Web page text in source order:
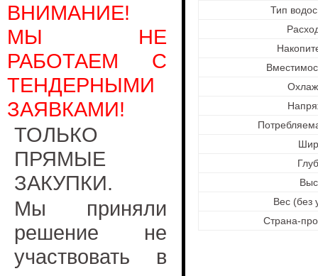
ВНИМАНИЕ!
МЫ НЕ
РАБОТАЕМ С
ТЕНДЕРНЫМИ
ЗАЯВКАМИ!
ТОЛЬКО
ПРЯМЫЕ
ЗАКУПКИ.
Мы приняли
решение не
участвовать в
Тип
Вес (без
Страна-